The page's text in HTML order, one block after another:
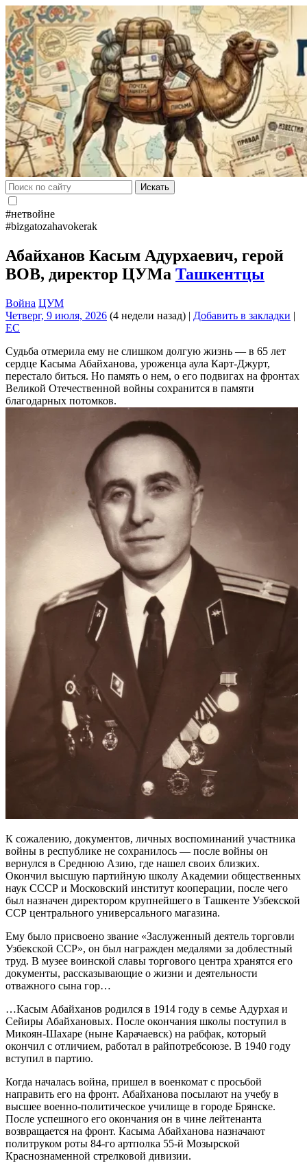
Искать
#нетвойне
#bizgatozahavokerak
Абайханов Касым Адурхаевич, герой
ВОВ, директор ЦУМа Ташкентцы
Война ЦУМ
Четверг, 9 июля, 2026 (4 недели назад) | Добавить в закладки |
EC
Судьба отмерила ему не слишком долгую жизнь — в 65 лет
сердце Касыма Абайханова, уроженца аула Карт-Джурт,
перестало биться. Но память о нем, о его подвигах на фронтах
Великой Отечественной войны сохранится в памяти
благодарных потомков.
К сожалению, документов, личных воспоминаний участника
войны в республике не сохранилось — после войны он
вернулся в Среднюю Азию, где нашел своих близких.
Окончил высшую партийную школу Академии общественных
наук СССР и Московский институт кооперации, после чего
был назначен директором крупнейшего в Ташкенте Узбекской
ССР центрального универсального магазина.
Ему было присвоено звание «Заслуженный деятель торговли
Узбекской ССР», он был награжден медалями за доблестный
труд. В музее воинской славы торгового центра хранятся его
документы, рассказывающие о жизни и деятельности
отважного сына гор…
…Касым Абайханов родился в 1914 году в семье Адурхая и
Сейиры Абайхановых. После окончания школы поступил в
Микоян-Шахаре (ныне Карачаевск) на рабфак, который
окончил с отличием, работал в райпотребсоюзе. В 1940 году
вступил в партию.
Когда началась война, пришел в военкомат с просьбой
направить его на фронт. Абайханова посылают на учебу в
высшее военно-политическое училище в городе Брянске.
После успешного его окончания он в чине лейтенанта
возвращается на фронт. Касыма Абайханова назначают
политруком роты 84-го артполка 55-й Мозырской
Краснознаменной стрелковой дивизии.